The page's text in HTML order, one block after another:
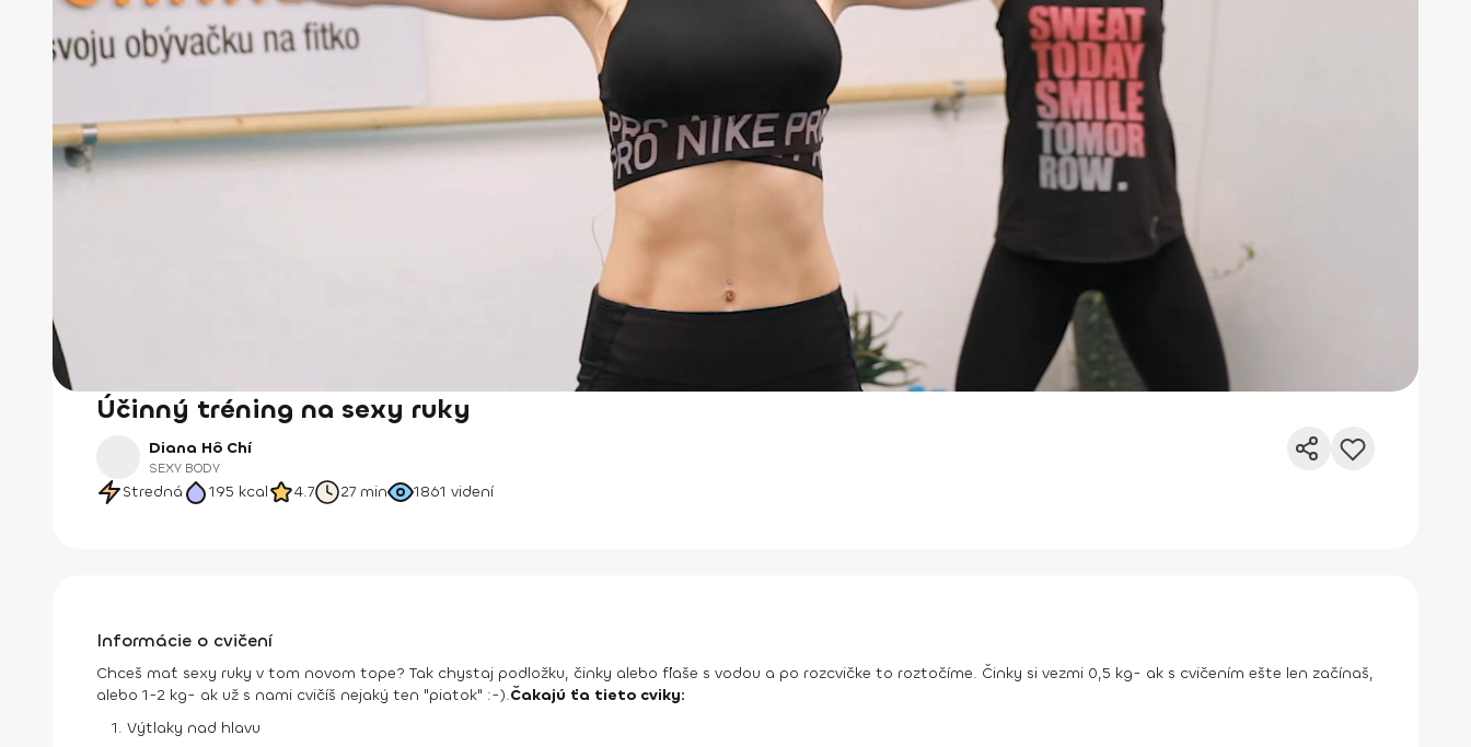
Účinný tréning na sexy ruky
Diana Hô Chí
SEXY BODY
Stredná 195 kcal 4.7 27 min 1861 videní
Informácie o cvičení
Chceš mať sexy ruky v tom novom tope? Tak chystaj podložku, činky alebo fľaše s vodou a po rozcvičke to roztočíme. Činky si vezmi 0,5 kg- ak s cvičením ešte len začínaš,
alebo 1-2 kg- ak už s nami cvičíš nejaký ten "piatok" :-).Čakajú ťa tieto cviky:
Výtlaky nad hlavu